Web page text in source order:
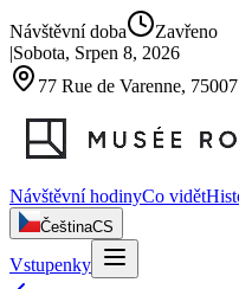
Návštěvní doba
Zavřeno
|Sobota, Srpen 8, 2026
77 Rue de Varenne,
Návštěvní hodinyCo vidět
ČeštinaCS
Vstupenky